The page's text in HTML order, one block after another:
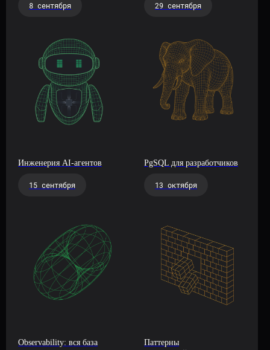
8 сентября 29 сентября
Инженерия AI-агентов
15 сентября
PgSQL для разработчиков
13 октября
Observability: вся база
Паттерны